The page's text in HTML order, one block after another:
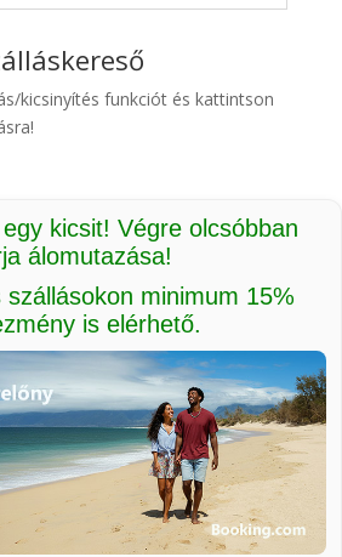
kicsinyítés funkciót és kattintson
kicsit! Végre olcsóbban
álomutazása!
minimum 15%
is elérhető.